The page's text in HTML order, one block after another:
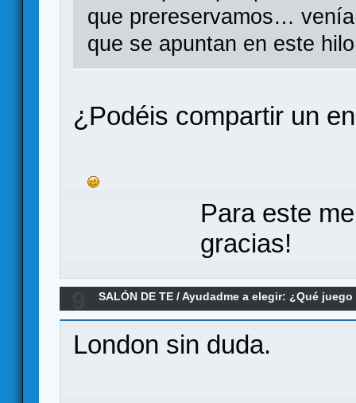
que prereservamos…
que se apuntan en este hilo
¿Podéis compartir un
Para este
gracias!
SALÓN DE TE /Ayudadme a elegir: ¿Qué
London sin duda.